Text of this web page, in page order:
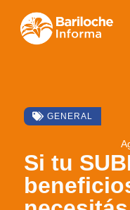
GENERAL
Si tu